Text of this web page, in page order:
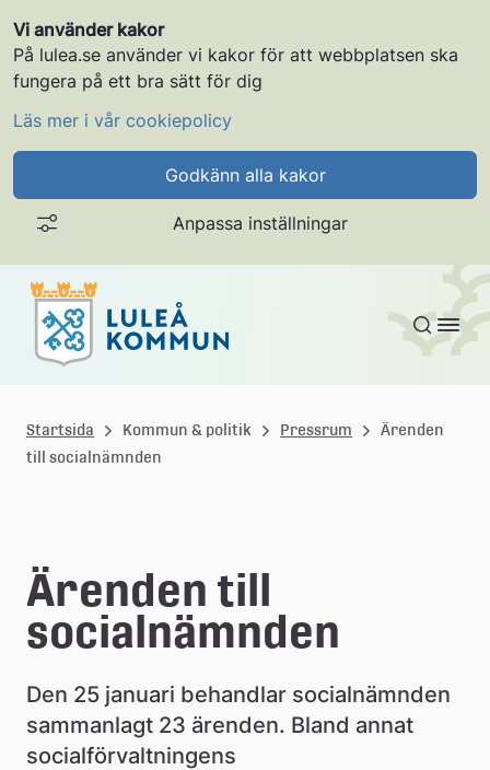
Vi använder kakor
På lulea.se använder vi kakor för att webbplatsen ska
fungera på ett bra sätt för dig
Läs mer i vår cookiepolicy
Godkänn alla kakor
Anpassa inställningar
Gå till innehållet
u
l
å
k
o
m
m
Startsida Kommun & politik Pressrum
Ärenden
till socialnämnden
Ärenden till
socialnämnden
Den 25 januari behandlar socialnämnden
sammanlagt 23 ärenden. Bland annat
socialförvaltningens